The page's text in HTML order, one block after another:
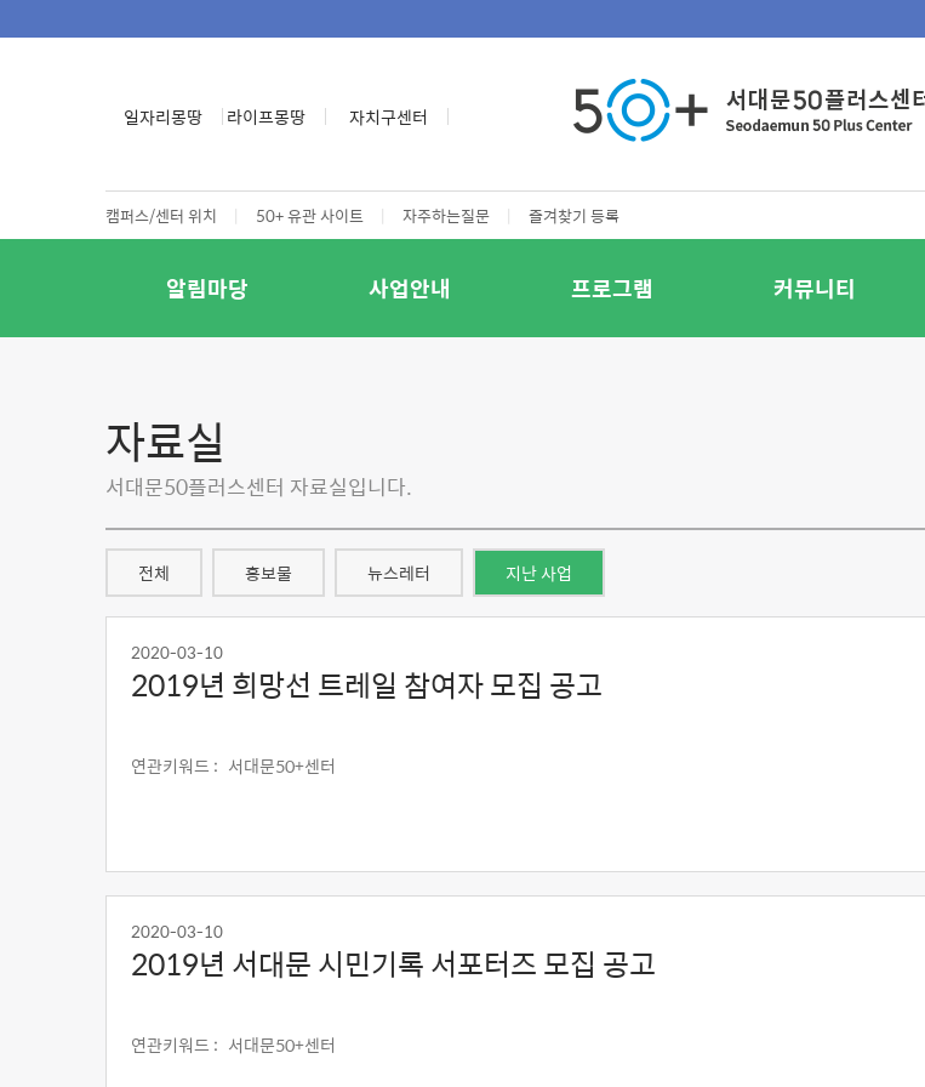
일자리몽땅 라이프몽땅 자치구센터
캠퍼스/센터 위치 | 50+ 유관 사이트 | 자주하는질문 | 즐겨찾기 등록
알림마당 사업안내 프로그램 커뮤니티
자료실
서대문50플러스센터 자료실입니다.
전체 홍보물 뉴스레터 지난 사업
2020-03-10
2019년 희망선 트레일 참여자 모집 공고
연관키워드 : 서대문50+센터
2020-03-10
2019년 서대문 시민기록 서포터즈 모집 공고
연관키워드 : 서대문50+센터